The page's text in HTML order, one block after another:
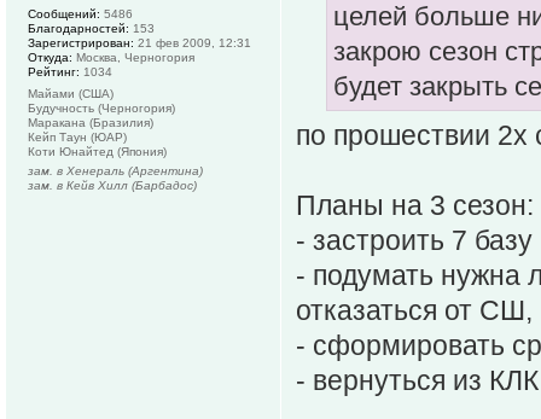
целей больше
закрою сезон
будет закрыть
по прошествии 2х
Планы на 3 сезон:
- застроить 7 базу
- подумать нужна
отказаться от
- сформировать
- вернуться из
Сообщений: 5486
Благодарностей: 153
Зарегистрирован: 21 фев 2009, 12:31
Откуда: Москва, Черногория
Рейтинг: 1034
Майами (США)
Будучность (Черногория)
Маракана (Бразилия)
Кейп Таун (ЮАР)
Коти Юнайтед (Япония)
зам. в Хенераль (Аргентина)
зам. в Кейв Хилл (Барбадос)